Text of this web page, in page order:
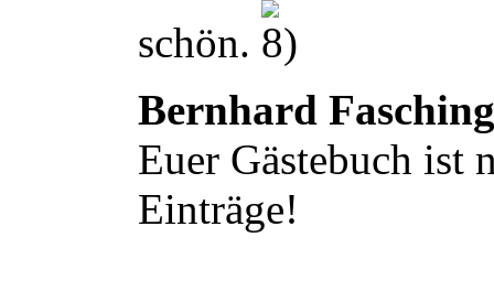
schön.
Bernhard Fasching
Euer Gästebuch ist
Einträge!